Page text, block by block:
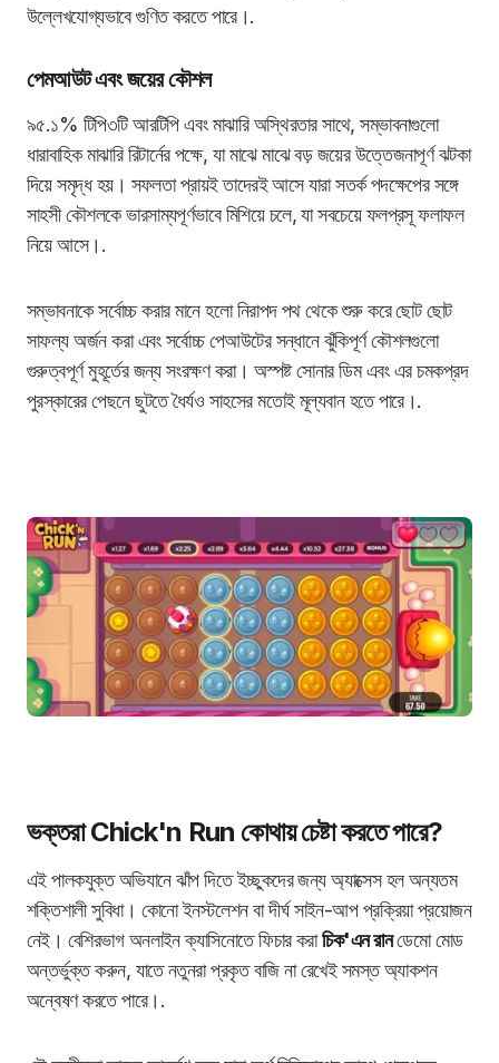
উল্লেখযোগ্যভাবে গুণিত করতে পারে।.
পেমআউট এবং জয়ের কৌশল
৯৫.১% টিপি৩টি আরটিপি এবং মাঝারি অস্থিরতার সাথে, সম্ভাবনাগুলো
ধারাবাহিক মাঝারি রিটার্নের পক্ষে, যা মাঝে মাঝে বড় জয়ের উত্তেজনাপূর্ণ ঝটকা
দিয়ে সমৃদ্ধ হয়। সফলতা প্রায়ই তাদেরই আসে যারা সতর্ক পদক্ষেপের সঙ্গে
সাহসী কৌশলকে ভারসাম্যপূর্ণভাবে মিশিয়ে চলে, যা সবচেয়ে ফলপ্রসূ ফলাফল
নিয়ে আসে।.
সম্ভাবনাকে সর্বোচ্চ করার মানে হলো নিরাপদ পথ থেকে শুরু করে ছোট ছোট
সাফল্য অর্জন করা এবং সর্বোচ্চ পেআউটের সন্ধানে ঝুঁকিপূর্ণ কৌশলগুলো
গুরুত্বপূর্ণ মুহূর্তের জন্য সংরক্ষণ করা। অস্পষ্ট সোনার ডিম এবং এর চমকপ্রদ
পুরস্কারের পেছনে ছুটতে ধৈর্যও সাহসের মতোই মূল্যবান হতে পারে।.
ভক্তরা Chick'n Run কোথায় চেষ্টা করতে পারে?
এই পালকযুক্ত অভিযানে ঝাঁপ দিতে ইচ্ছুকদের জন্য অ্যাক্সেস হল অন্যতম
শক্তিশালী সুবিধা। কোনো ইনস্টলেশন বা দীর্ঘ সাইন-আপ প্রক্রিয়া প্রয়োজন
নেই। বেশিরভাগ অনলাইন ক্যাসিনোতে ফিচার করাচিক'এন রানডেমো মোড
অন্তর্ভুক্ত করুন, যাতে নতুনরা প্রকৃত বাজি না রেখেই সমস্ত অ্যাকশন
অন্বেষণ করতে পারে।.